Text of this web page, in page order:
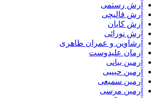
آرش رستمی
آرش قالیچی
آرش کایان
آرش نورائی
آرشاوین و عمران طاهری
آرمان علیدوست
آرمین بیانی
آرمین حبیبی
آرمین سمیعی
آرمین مرسی